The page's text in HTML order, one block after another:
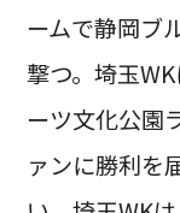
ームで静岡ブ
撃つ。埼玉
ーツ文化公園
ァンに勝利を